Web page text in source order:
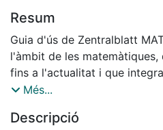
Resum
Guia d'ús de Zentralblatt
l'àmbit de les
fins a l'actualitat i que
Jahrbuch. Referencia més
Més de 6.000 revisors
Més...
Descripció